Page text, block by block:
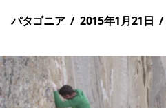
パタゴニア / 2015年1月21日 /